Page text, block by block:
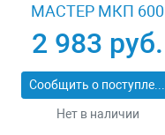
МАСТЕР МКП 600
06466
2 983 руб.
Сообщить о поступлении
Нет в наличии